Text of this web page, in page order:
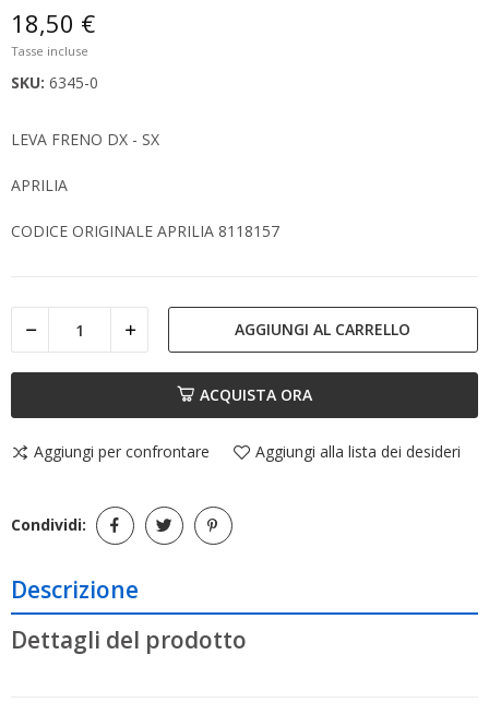
18,50 €
Tasse incluse
SKU: 6345-0
LEVA FRENO DX - SX
APRILIA
CODICE ORIGINALE APRILIA 8118157
AGGIUNGI AL CARRELLO
ACQUISTA ORA
Aggiungi per confrontare Aggiungi alla lista dei desideri
Condividi:
Descrizione
Dettagli del prodotto